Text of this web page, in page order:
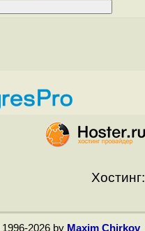
Хостинг:
2026 by Maxim Chirkov